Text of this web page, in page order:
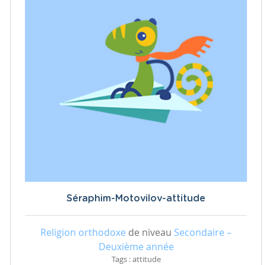
Séraphim-Motovilov-attitude
Religion orthodoxe de niveau Secondaire –
Deuxième année
Tags : attitude